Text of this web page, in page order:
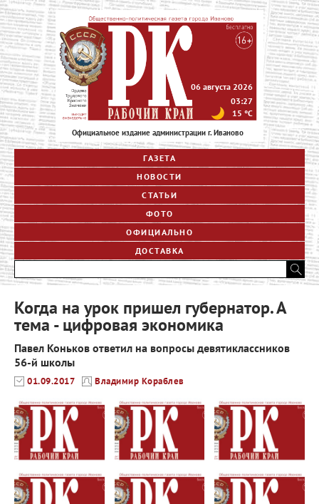
Официальное издание администрации г. Иваново
06 августа 2026
03:27
15 °C
ГАЗЕТА
НОВОСТИ
СТАТЬИ
ФОТО
ОФИЦИАЛЬНО
ДОСТАВКА
Когда на урок пришел губернатор. А
тема - цифровая экономика
Павел Коньков ответил на вопросы девятиклассников
56-й школы
01.09.2017 Владимир Кораблев